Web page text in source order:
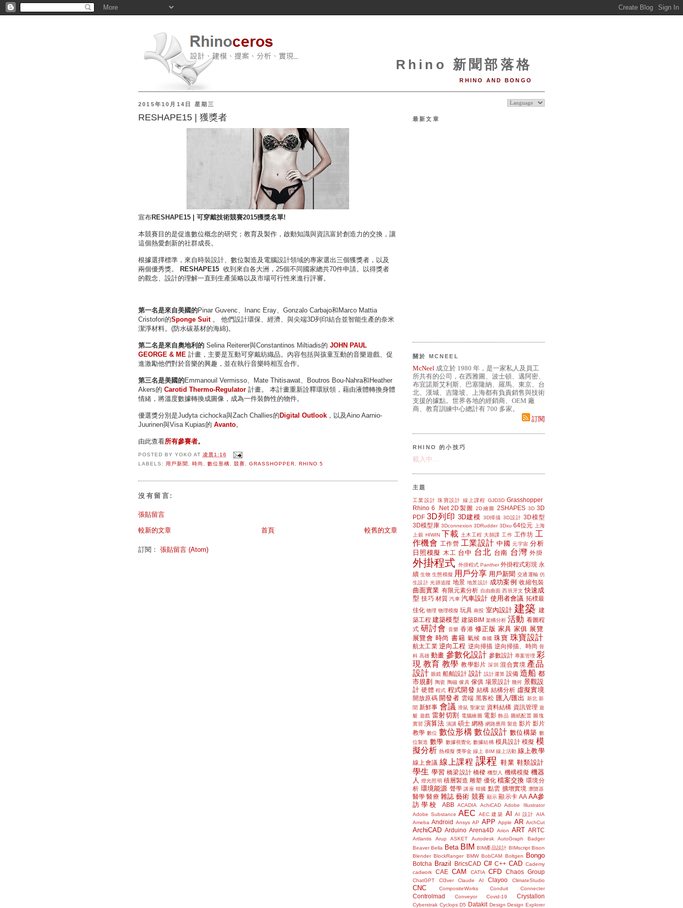
Rhino 新聞部落格
RHINO AND BONGO
2015年10月14日 星期三
RESHAPE15 | 獲獎者
宣布RESHAPE15 | 可穿戴技術競賽2015獲獎名單!
本競賽目的是促進數位概念的研究；教育及製作，啟動知識與資訊富於創造力的交換，讓
這個熱愛創新的社群成長。
根據選擇標準，來自時裝設計、數位製造及電腦設計領域的專家選出三個獲獎者，以及
兩個優秀獎。
RESHAPE15 收到來自各大洲，25個不同國家總共70件申請。以得獎者
的觀念、設計的理解一直到生產策略以及市場可行性來進行評審。
第一名是來自美國的Pinar Guvenc、Inanc Eray、Gonzalo Carbajo和Marco Mattia
Cristofori的Sponge Suit 。 他們設計環保、經濟、與尖端3D列印結合並智能生產的奈米
潔淨材料。(防水碳基材的海綿)。
第二名是來自奧地利的 Selina Reiterer與Constantinos Miltiadis的 JOHN PAUL
GEORGE & ME 計畫，主要是互動可穿戴紡織品。內容包括與孩童互動的音樂遊戲、促
進激勵他們對於音樂的興趣，並在執行音樂時相互合作。
第三名是美國的Emmanouil Vermisso、Mate Thitisawat、Boutros Bou-Nahra和Heather
Akers的 Carotid Thermo-Regulator 計畫。 本計畫重新詮釋環狀領，藉由液體轉換身體
情緒，將溫度數據轉換成圖像，成為一件裝飾性的物件。
優選獎分別是Judyta cichocka與Zach Challies的 Digital Outlook ，以及Aino Aarnio-
Juurinen與Visa Kupias的 Avanto。
由此查看所有參賽者。
POSTED BY YOKO AT 凌晨1:16
LABELS: 用戶新聞 , 時尚 , 數位形構, 競賽, GRASSHOPPER, RHINO 5
沒有留言:
張貼留言
較新的文章 較舊的文章
首頁
訂閱： 張貼留言 (Atom)
最新文章
關於 MCNEEL
McNeel 成立於 1980 年，是一家私人及員工
所共有的公司，在西雅圖、波士頓、邁阿密、
布宜諾斯艾利斯、巴塞隆納、羅馬、東京、台
北、漢城、吉隆坡、上海都有負責銷售與技術
支援的據點。世界各地的經銷商、OEM 廠
商、教育訓練中心總計有 700 多家。
訂閱
RHINO 的小技巧
載入中…
主題
工業設計 珠寶設計 線上課程 GJD3D Grasshopper
Rhino 6
.Net 2D製圖 2D繪圖 2SHAPES 3D 3D
PDF 3D列印 3D建模 3D掃描 3D設計 3D模型
3D模型庫 3Dconnexion 3DRudder 3Dxu 64位元
上海
上銀 HIWIN 下載 土木工程 大師課 工作 工作坊 工
作機會 工作營 工業設計 中國 元宇宙 分析
日照模擬
木工 台中 台北 台南 台灣 外掛
外掛程式 外掛程式 Panther 外掛程式彩現 永
續 生物 生態模擬 用戶分享 用戶新聞 交通運輸 仿
生設計 光跡追蹤 地景 地景設計 成功案例 收縮包裝
曲面實業 有限元素分析 自由曲面 西班牙文 快速成
型 技巧 材質 汽車 汽車設計 使用者會議 拓樸最
佳化 物理 物理模擬 玩具 南投 室內設計 建築 建
築工程 建築模型 建築BIM 架構分析 活動 看圖程
式 研討會 音樂 香港 修正版 家具 家俱 展覽
展覽會 時尚 書籍 氣候 泰國 珠寶 珠寶設計
航太工業 逆向工程 逆向掃描 逆向掃描、時尚 骨
科 高雄 動畫 參數化設計 參數設計 專案管理 彩
現 教育 教學 教學影片 深圳 混合實境 產品
設計 眼鏡 船舶設計 設計 設計運算 設備 造船 都
市規劃 陶瓷 陶磁 傢具 傢俱 場景設計 幾何 景觀設
計 硬體 程式 程式開發 結構 結構分析 虛擬實境
開放原碼 開發者 雲端 黑客松 匯入/匯出 新北 新
聞 新鮮事 會議 滑鼠 聖家堂 資料結構 資訊管理 遊
艇 遊戲 雷射切割 電腦繪圖 電影 飾品 圖紙配置 圖塊
實習 演算法 演講 碩士 網格 網路應用 製造 影片 影片
教學 數位 數位形構 數位設計 數位構築 數
位製造 數學 數據視覺化 數據結構 模具設計 模擬 模
擬分析 熱模擬 獎學金 線上 BIM 線上活動 線上教學
線上會議 線上課程 課程 鞋業 鞋類設計
學生 學習 橋梁設計 橋樑 機型人 機構模擬 機器
人
燈光照明 積層製造 雕塑 優化 檔案交換 環境分
析 環境能源 聲學 講座 韓國 點雲 擴增實境 瀏覽器
醫學 醫療 雜誌 藝術 競賽 顯示 顯示卡 AA AA參
訪學校
ABB ACADIA AchiCAD
Adobe Illustrator
Adobe Substance AEC AEC.建築 AI AI 設計 AIA
Ameba Android Ansys AP APP Apple AR ArchCut
ArchiCAD Arduino Arena4D Arion ART ARTC
Artlantis Arup ASKET Autodesk AutoGraph
Badger
Beaver Bella Beta BIM BIM產品設計 BIMscript Bison
Blender BlockRanger BMW BobCAM Boltgen Bongo
Botcha Brazil BricsCAD C# C++ CAD Cademy
cadwork
CAE CAM CATIA CFD Chaos Group
ChatGPT Cl3ver Claude AI Clayoo ClimateStudio
CNC CompositeWorks Conduit Connecter
Controlmad Conveyor Covid-19 Crystallon
Cyberstrak Cyclops D5 Datakit Design Design Explorer